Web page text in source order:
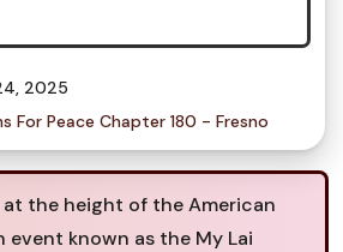
2025
For Peace Chapter 180 - Fresno
at the height of the American
event known as the My Lai